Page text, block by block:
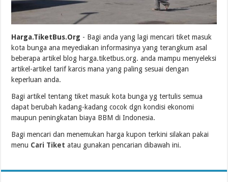
Harga.TiketBus.Org - Bagi anda yang lagi mencari tiket masuk
kota bunga ana meyediakan informasinya yang terangkum asal
beberapa artikel blog harga.tiketbus.org. anda mampu menyeleksi
artikel-artikel tarif karcis mana yang paling sesuai dengan
keperluan anda.
Bagi artikel tentang tiket masuk kota bunga yg tertulis semua
dapat berubah kadang-kadang cocok dgn kondisi ekonomi
maupun peningkatan biaya BBM di Indonesia.
Bagi mencari dan menemukan harga kupon terkini silakan pakai
menu Cari Tiket atau gunakan pencarian dibawah ini.